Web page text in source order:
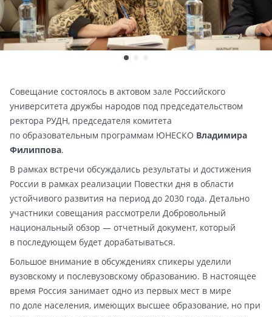
Совещание состоялось в актовом зале Российского
университета дружбы народов под председательством
ректора РУДН, председателя комитета
по образовательным программам ЮНЕСКО Владимира
Филиппова.
В рамках встречи обсуждались результаты и достижения
России в рамках реализации Повестки дня в области
устойчивого развития на период до 2030 года. Детально
участники совещания рассмотрели Добровольный
национальный обзор — отчетный документ, который
в последующем будет дорабатываться.
Большое внимание в обсуждениях спикеры уделили
вузовскому и послевузовскому образованию. В настоящее
время Россия занимает одно из первых мест в мире
по доле населения, имеющих высшее образование, но при